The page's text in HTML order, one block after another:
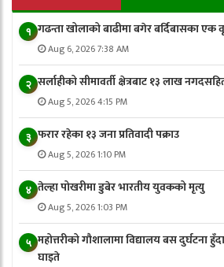
१ गढन्ता खोलाको बाढीमा बगेर बर्दिबासका एक
Aug 6, 2026 7:38 AM
२ सर्लाहीको सीमावर्ती क्षेत्रबाट १३ लाख
Aug 5, 2026 4:15 PM
३ फरार रहेका १३ जना प्रतिवादी पक्राउ
Aug 5, 2026 1:10 PM
४ तेल्हा पोखरीमा डुबेर भारतीय युवकको मृत्यु
Aug 5, 2026 1:03 PM
५ महोत्तरीको गौशालामा विद्यालय बस दुर्घटना
घाइते